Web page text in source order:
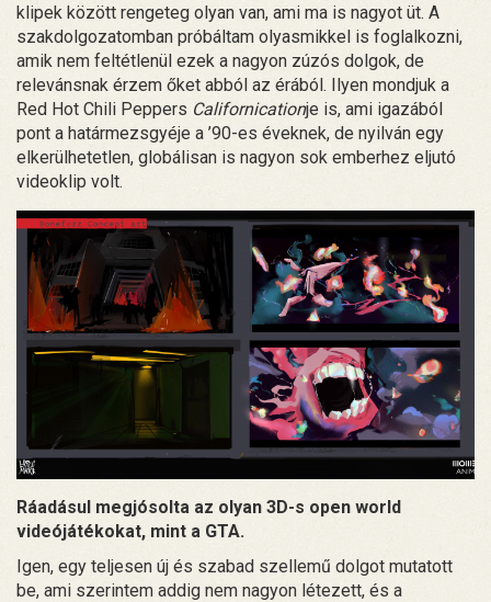
klipek között rengeteg olyan van, ami ma is nagyot üt. A
szakdolgozatomban próbáltam olyasmikkel is foglalkozni,
amik nem feltétlenül ezek a nagyon zúzós dolgok, de
relevánsnak érzem őket abból az érából. Ilyen mondjuk a
Red Hot Chili Peppers Californicationje is, ami igazából
pont a határmezsgyéje a ’90-es éveknek, de nyilván egy
elkerülhetetlen, globálisan is nagyon sok emberhez eljutó
videoklip volt.
Ráadásul megjósolta az olyan 3D-s open world
videójátékokat, mint a GTA.
Igen, egy teljesen új és szabad szellemű dolgot mutatott
be, ami szerintem addig nem nagyon létezett, és a